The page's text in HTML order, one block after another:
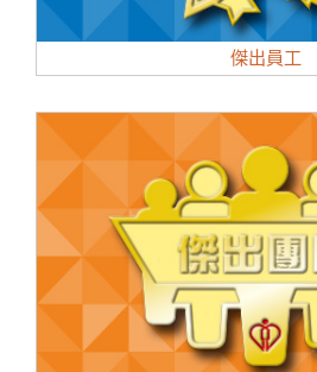
傑出員工